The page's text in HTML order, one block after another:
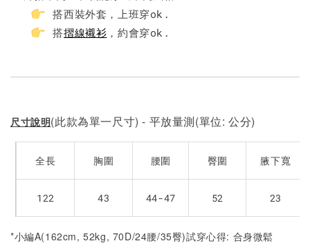
搭西裝外套，上班穿ok.
搭摺線襯衫 ，約會穿ok.
尺寸說明(此款為單一尺寸) - 平放量測(單位: 公分)
全長 胸圍 腰圍 臀圍 腋下寬
122 43 44-47 52 23
*小編A(162cm, 52kg, 70D/24腰/35臀)試穿心得: 合身微鬆